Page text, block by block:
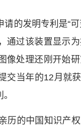
发明专利是“可
通过该装置显示
像处理还刚开始
交当年的12月就
的中国知识产权